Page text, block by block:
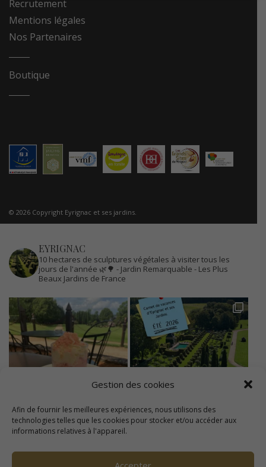
Gestion des cookies
Afin de fournir les meilleures expériences, nous utilisons des
technologies telles que les cookies pour stocker et/ou accéder aux
informations relatives à l'appareil.
Recrutement
Mentions légales
Nos Partenaires
Boutique
© 2026 Copyright Eyrignac et ses jardins.
EYRIGNAC
10 hectares de sculptures végétales à visiter tous les
jours de l'année 🌿🌳 - Jardin Remarquable - Les Plus
Beaux Jardins de France